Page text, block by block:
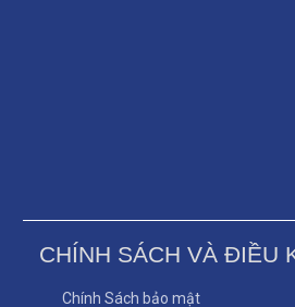
CHÍNH SÁCH VÀ ĐIỀU
Chính Sách bảo mật